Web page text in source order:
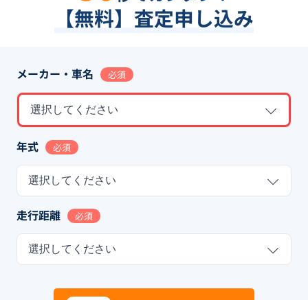
【無料】査定申し込み
メーカー・車名 必須
選択してください
年式 必須
選択してください
走行距離 必須
選択してください